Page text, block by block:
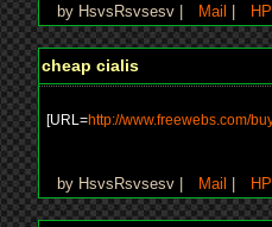
by HsvsRsvsesv | Mail HP
cheap cialis
[URL=http://www.freewebs.com/
by HsvsRsvsesv | Mail HP